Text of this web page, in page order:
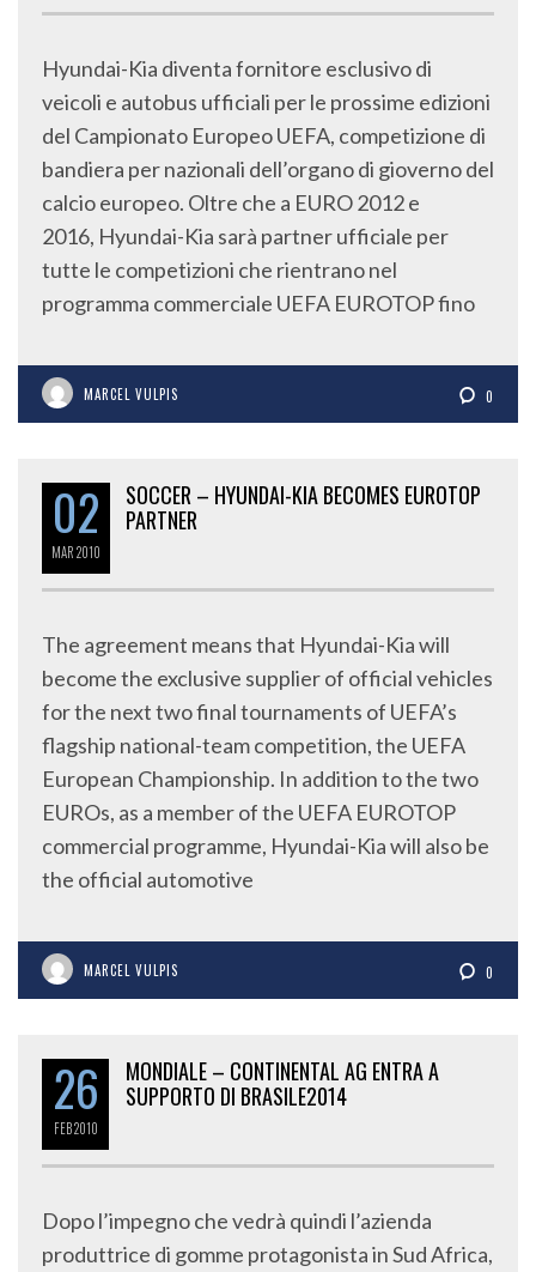
Hyundai-Kia diventa fornitore esclusivo di
veicoli e autobus ufficiali per le prossime edizioni
del Campionato Europeo UEFA, competizione di
bandiera per nazionali dell’organo di gioverno del
calcio europeo. Oltre che a EURO 2012 e
2016, Hyundai-Kia sarà partner ufficiale per
tutte le competizioni che rientrano nel
programma commerciale UEFA EUROTOP fino
MARCEL VULPIS 0
02
MAR2010
SOCCER – HYUNDAI-KIA BECOMES EUROTOP
PARTNER
The agreement means that Hyundai-Kia will
become the exclusive supplier of official vehicles
for the next two final tournaments of UEFA’s
flagship national-team competition, the UEFA
European Championship. In addition to the two
EUROs, as a member of the UEFA EUROTOP
commercial programme, Hyundai-Kia will also be
the official automotive
MARCEL VULPIS 0
26
FEB2010
MONDIALE – CONTINENTAL AG ENTRA A
SUPPORTO DI BRASILE2014
Dopo l’impegno che vedrà quindi l’azienda
produttrice di gomme protagonista in Sud Africa,